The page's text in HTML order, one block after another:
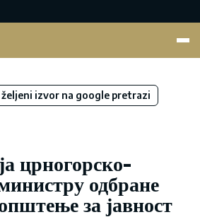
izvor na google pretrazi
црногорско-
одбране
за јавност